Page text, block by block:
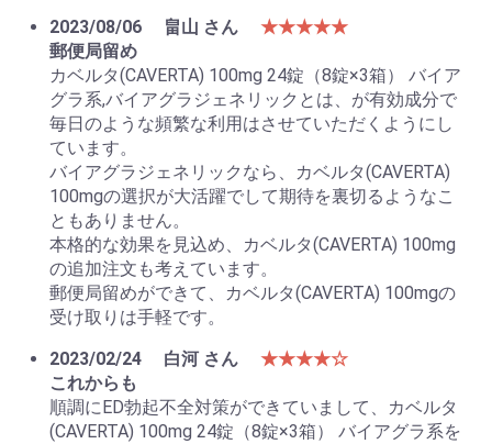
2023/08/06
畠山 さん
★★★★★
郵便局留め
カベルタ(CAVERTA) 100mg 24錠（8錠×3箱） バイア
グラ系,バイアグラジェネリックとは、が有効成分で
毎日のような頻繁な利用はさせていただくようにし
ています。
バイアグラジェネリックなら、カベルタ(CAVERTA)
100mgの選択が大活躍でして期待を裏切るようなこ
ともありません。
本格的な効果を見込め、カベルタ(CAVERTA) 100mg
の追加注文も考えています。
郵便局留めができて、カベルタ(CAVERTA) 100mgの
受け取りは手軽です。
2023/02/24
白河 さん
★★★★☆
これからも
順調にED勃起不全対策ができていまして、カベルタ
(CAVERTA) 100mg 24錠（8錠×3箱） バイアグラ系を